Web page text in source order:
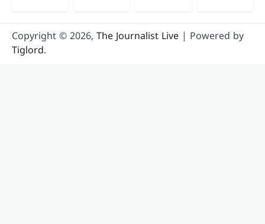
Copyright © 2026, The Journalist Live | Powered by
Tiglord.